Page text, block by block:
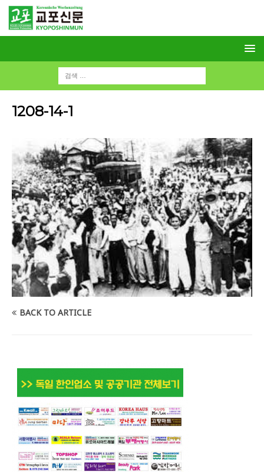
1208-14-1
BACK TO ARTICLE